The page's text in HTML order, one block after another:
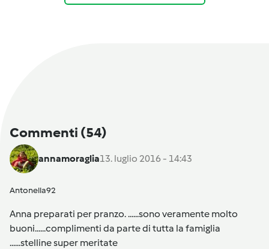
Commenti (54)
annamoraglia13. luglio 2016 - 14:43
Antonella92
Anna preparati per pranzo. ......sono veramente molto
buoni......complimenti da parte di tutta la famiglia
......stelline super meritate